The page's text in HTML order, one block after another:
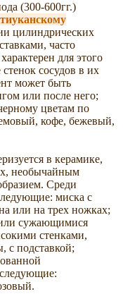
(300-600гг.)
цилиндрических
часто
для этого
сосудов в их
может быть
или после него;
цветам по
кофе, бежевый,
в керамике,
необычайным
Среди
миска с
или на трех ножках;
сужающимися
стенками,
с подставкой;